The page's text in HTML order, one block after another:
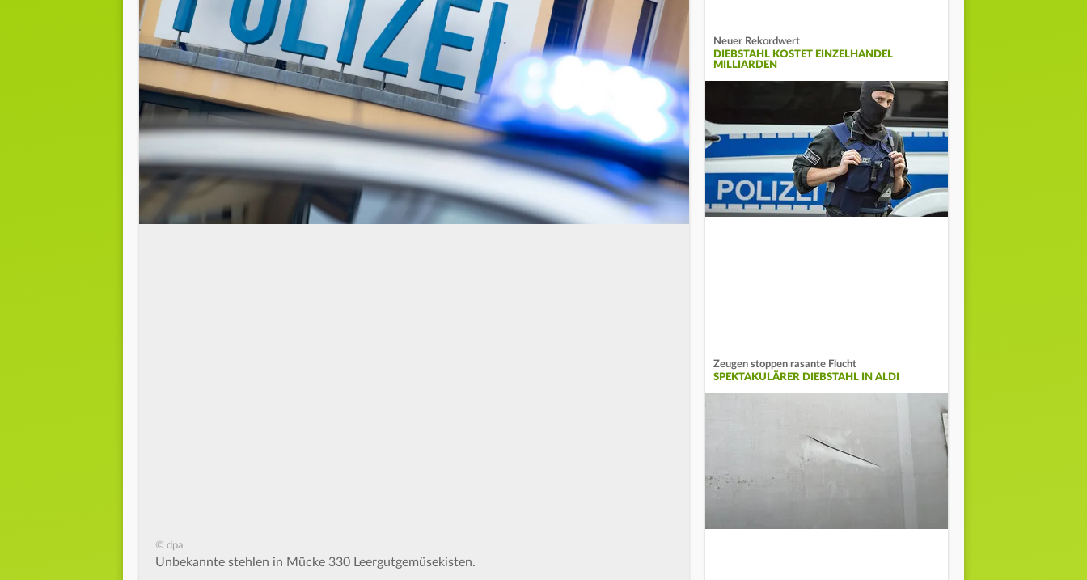
© dpa
Unbekannte stehlen in Mücke 330 Leergutgemüsekisten.
Neuer Rekordwert
DIEBSTAHL KOSTET EINZELHANDEL
MILLIARDEN
Zeugen stoppen rasante Flucht
SPEKTAKULÄRER DIEBSTAHL IN ALDI